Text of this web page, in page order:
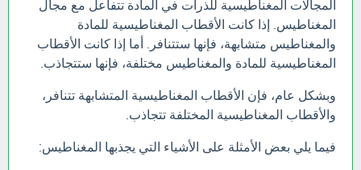
المجالات المغناطيسية للذرات في المادة تتفاعل مع مجال
المغناطيس. إذا كانت الأقطاب المغناطيسية للمادة
والمغناطيس متشابهة، فإنها ستتنافر. أما إذا كانت الأقطاب
المغناطيسية للمادة والمغناطيس مختلفة، فإنها ستتجاذب.
وبشكل عام، فإن الأقطاب المغناطيسية المتشابهة تتنافر،
والأقطاب المغناطيسية المختلفة تتجاذب.
فيما يلي بعض الأمثلة على الأشياء التي يجذبها المغناطيس: